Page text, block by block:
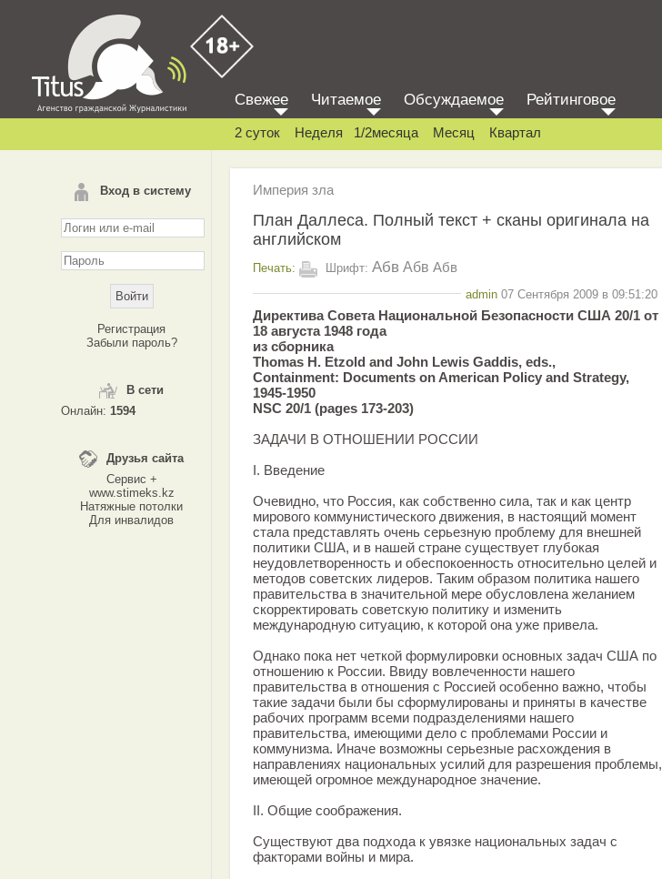
Вход в систему
Регистрация
Забыли пароль?
В сети
Онлайн: 1594
Друзья сайта
Сервис +
www.stimeks.kz
Натяжные потолки
Для инвалидов
Свежее Читаемое Обсуждаемое Рейтинговое
2 суток Неделя 1/2месяца Месяц Квартал
Империя зла
План Даллеса. Полный текст + сканы оригинала на
английском
Печать: Шрифт: Абв Абв Абв
admin 07 Сентября 2009 в 09:51:20
Директива Совета Национальной Безопасности США 20/1 от
18 августа 1948 года
из сборника
Thomas H. Etzold and John Lewis Gaddis, eds.,
Containment: Documents on American Policy and Strategy,
1945-1950
NSC 20/1 (pages 173-203)
ЗАДАЧИ В ОТНОШЕНИИ РОССИИ
I. Введение
Очевидно, что Россия, как собственно сила, так и как центр
мирового коммунистического движения, в настоящий момент
стала представлять очень серьезную проблему для внешней
политики США, и в нашей стране существует глубокая
неудовлетворенность и обеспокоенность относительно целей и
методов советских лидеров. Таким образом политика нашего
правительства в значительной мере обусловлена желанием
скорректировать советскую политику и изменить
международную ситуацию, к которой она уже привела.
Однако пока нет четкой формулировки основных задач США по
отношению к России. Ввиду вовлеченности нашего
правительства в отношения с Россией особенно важно, чтобы
такие задачи были бы сформулированы и приняты в качестве
рабочих программ всеми подразделениями нашего
правительства, имеющими дело с проблемами России и
коммунизма. Иначе возможны серьезные расхождения в
направлениях национальных усилий для разрешения проблемы,
имеющей огромное международное значение.
II. Общие соображения.
Существуют два подхода к увязке национальных задач с
факторами войны и мира.